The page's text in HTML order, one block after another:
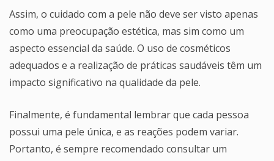
Assim, o cuidado com a pele não deve ser visto apenas
como uma preocupação estética, mas sim como um
aspecto essencial da saúde. O uso de cosméticos
adequados e a realização de práticas saudáveis têm um
impacto significativo na qualidade da pele.
Finalmente, é fundamental lembrar que cada pessoa
possui uma pele única, e as reações podem variar.
Portanto, é sempre recomendado consultar um